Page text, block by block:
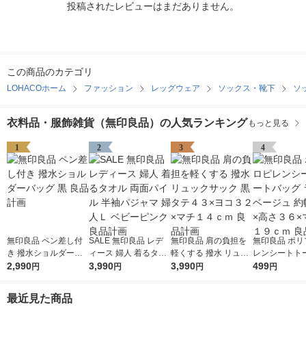
投稿されたレビューはまだありません。
この商品のカテゴリ
LOHACOホーム ファッション レッグウェア ソックス・靴下 ソ
衣料品・服飾雑貨（無印良品）の人気ランキング もっと見る
1
無印良品 ペン差し付
き 撥水ショルダーバ
ッグ 黒 良品計画
2,990円
2
SALE 無印良品 レデ
ィース 婦人 着るタオ
ル 両面パイル 半袖パ
3,990円
3
無印良品 肩の負担を
軽くする 撥水 リュッ
クサック 黒 タテ４３
3,990円
4
無印良品 ポリ
レンシートト
グ ライトベー
499円
最近見た商品